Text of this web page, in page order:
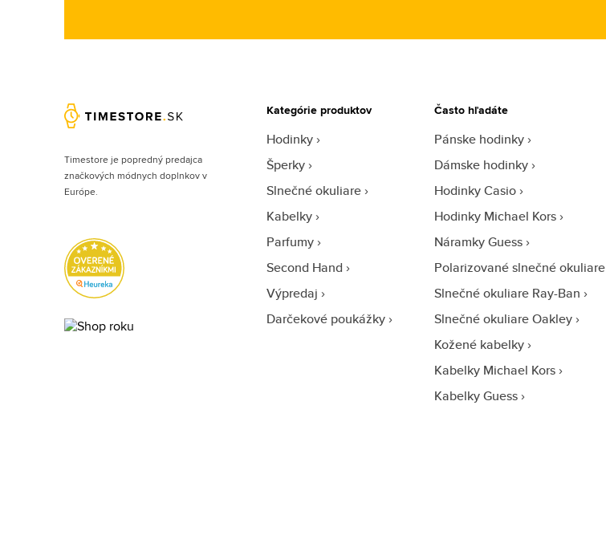
Timestore je popredný predajca
značkových módnych doplnkov v
Európe.
Kategórie produktov
Hodinky
Šperky
Slnečné okuliare
Kabelky
Parfumy
Second Hand
Výpredaj
Darčekové poukážky
Často hľadáte
Pánske hodinky
Dámske hodinky
Hodinky Casio
Hodinky Michael Kors
Náramky Guess
Polarizované slnečné okuliare
Slnečné okuliare Ray-Ban
Slnečné okuliare Oakley
Kožené kabelky
Kabelky Michael Kors
Kabelky Guess